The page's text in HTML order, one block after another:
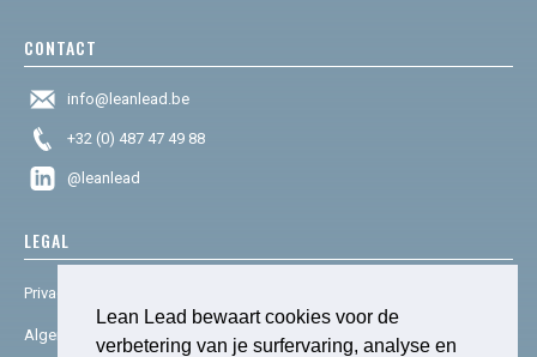
Lean Lead bewaart cookies voor de
verbetering van je surfervaring, analyse en
CONTACT
info@leanlead.be
+32 (0) 487 47 49 88
@leanlead
LEGAL
Privacy & cookies
Algemene voorwaarden